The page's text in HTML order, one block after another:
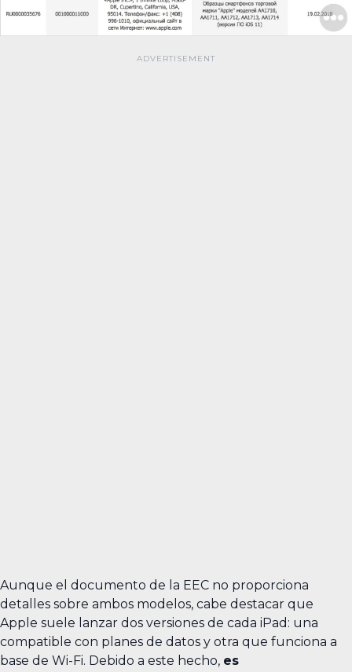
Aunque el documento de la EEC no proporciona
detalles sobre ambos modelos, cabe destacar que
Apple suele lanzar dos versiones de cada iPad: una
compatible con planes de datos y otra que funciona a
base de Wi-Fi. Debido a este hecho, es